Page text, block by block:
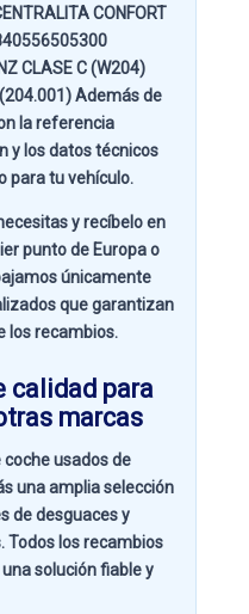
CONFORT
CLASE C (W204)
(204.001)Además de
la referencia
y los datos técnicos
para tu vehículo.
y recíbelo en
punto de Europa o
únicamente
que garantizan
los recambios.
calidad para
marcas
usados de
una amplia selección
de desguaces y
Todos los recambios
solución fiable y